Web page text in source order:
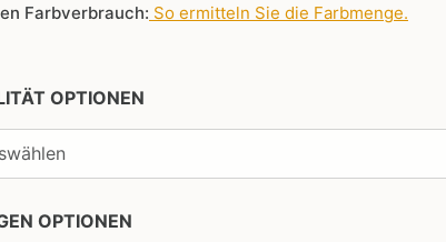
Farbverbrauch: So ermitteln Sie die Farbmenge.
OPTIONEN
OPTIONEN